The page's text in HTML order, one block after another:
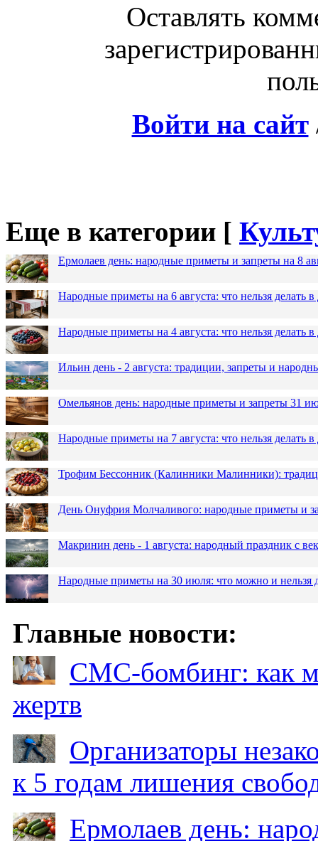
Оставлять
Войти на сайт
Еще в категории [
Ермолаев день: народные приметы и запреты на 8
Народные приметы на 6 августа: что нельзя делать
Народные приметы на 4 августа: что нельзя
Ильин день - 2 августа: традиции, запреты и
Омельянов день: народные приметы и запреты 31
Народные приметы на 7 августа: что нельзя делать
Трофим Бессонник (Калинники Малинники):
День Онуфрия Молчаливого: народные приметы и
Макринин день - 1 августа: народный праздник с
Народные приметы на 30 июля: что можно и нельзя
Главные новости:
СМС-бомбинг: как
жертв
Организаторы
к 5 годам лишения
Ермолаев день: